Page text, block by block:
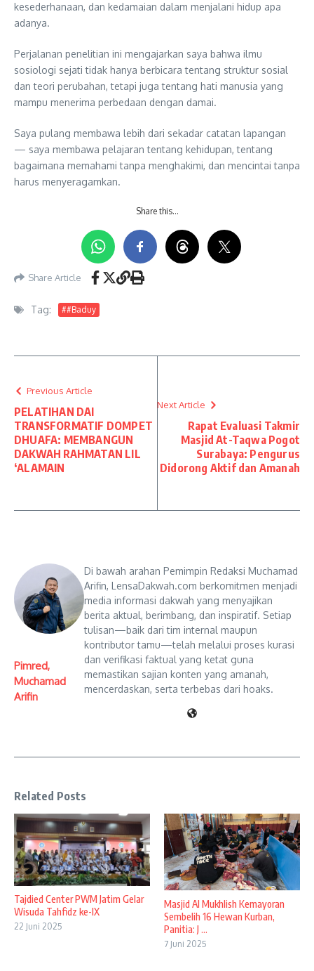
kesederhanaan, dan kedamaian dalam menjalani hidup apa
adanya.
Perjalanan penelitian ini mengajarkan saya bahwa ilmu
sosiologi sejati tidak hanya berbicara tentang struktur sosial
dan teori perubahan, tetapi juga tentang hati manusia yang
mampu menerima perbedaan dengan damai.
Saya pulang membawa lebih dari sekadar catatan lapangan
— saya membawa pelajaran tentang kehidupan, tentang
bagaimana memahami tanpa menghakimi, dan mencintai tanpa
harus menyeragamkan.
Share this…
Share Article
Tag: ##Baduy
Previous Article
PELATIHAN DAI
TRANSFORMATIF DOMPET
DHUAFA: MEMBANGUN
DAKWAH RAHMATAN LIL
‘ALAMAIN
Next Article
Rapat Evaluasi Takmir
Masjid At-Taqwa Pogot
Surabaya: Pengurus
Didorong Aktif dan Amanah
Pimred,
Muchamad
Arifin
Di bawah arahan Pemimpin Redaksi Muchamad
Arifin, LensaDakwah.com berkomitmen menjadi
media informasi dakwah yang menyajikan
berita aktual, berimbang, dan inspiratif. Setiap
tulisan—baik dari tim internal maupun
kontributor tamu—telah melalui proses kurasi
dan verifikasi faktual yang ketat guna
memastikan sajian konten yang amanah,
mencerdaskan, serta terbebas dari hoaks.
Related Posts
Tajdied Center PWM Jatim Gelar
Wisuda Tahfidz ke-IX
22 Juni 2025
Masjid Al Mukhlish Kemayoran
Sembelih 16 Hewan Kurban,
Panitia: J ...
7 Juni 2025